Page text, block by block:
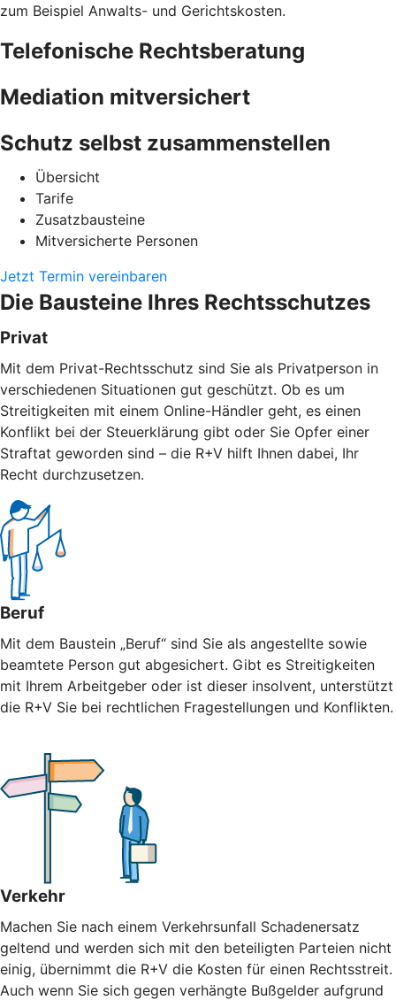
zum Beispiel Anwalts- und Gerichtskosten.
Telefonische Rechtsberatung
Mediation mitversichert
Schutz selbst zusammenstellen
Übersicht
Tarife
Zusatzbausteine
Mitversicherte Personen
Jetzt Termin vereinbaren
Die Bausteine Ihres Rechtsschutzes
Privat
Mit dem Privat-Rechtsschutz sind Sie als Privatperson in
verschiedenen Situationen gut geschützt. Ob es um
Streitigkeiten mit einem Online-Händler geht, es einen
Konflikt bei der Steuerklärung gibt oder Sie Opfer einer
Straftat geworden sind – die R+V hilft Ihnen dabei, Ihr
Recht durchzusetzen.
Beruf
Mit dem Baustein „Beruf“ sind Sie als angestellte sowie
beamtete Person gut abgesichert. Gibt es Streitigkeiten
mit Ihrem Arbeitgeber oder ist dieser insolvent, unterstützt
die R+V Sie bei rechtlichen Fragestellungen und Konflikten.
Verkehr
Machen Sie nach einem Verkehrsunfall Schadenersatz
geltend und werden sich mit den beteiligten Parteien nicht
einig, übernimmt die R+V die Kosten für einen Rechtsstreit.
Auch wenn Sie sich gegen verhängte Bußgelder aufgrund